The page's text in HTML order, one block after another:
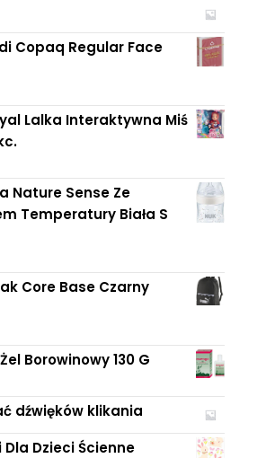
Copaq Regular Face
Lalka Interaktywna Miś
Nature Sense Ze
Temperatury Biała S
Core Base Czarny
Borowinowy 130 G
dźwięków klikania
Dla Dzieci Ścienne